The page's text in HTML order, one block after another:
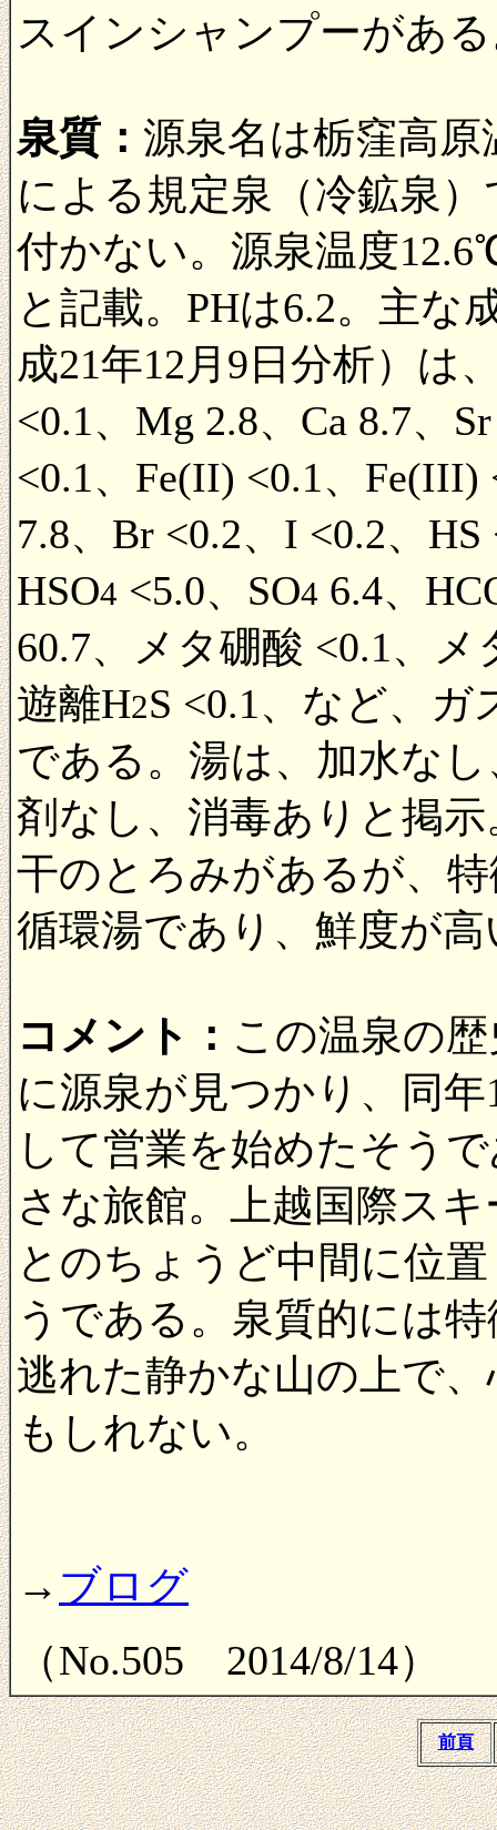
スインシャンプーがあ
泉質： 源泉名は栃窪高
による規定泉（冷鉱泉
付かない。源泉温度
と記載。PHは6.2。主な
成21年12月9日分析）は
<0.1、Mg 2.8、Ca 8.7、
<0.1、Fe(II) <0.1、Fe(III)
7.8、Br <0.2、I <0.2、HS
HSO4 <5.0、SO4 6.4、
60.7、メタ硼酸 <0.1、
遊離H2S <0.1、など、ガ
である。湯は、加水な
剤なし、消毒ありと掲
干のとろみがあるが、
循環湯であり、鮮度が
コメント： この温泉の
に源泉が見つかり、同
して営業を始めたそう
さな旅館。上越国際ス
とのちょうど中間に位
うである。泉質的には
逃れた静かな山の上で
もしれない。
→ ブログ
（No.505 2014/8/14）
前頁